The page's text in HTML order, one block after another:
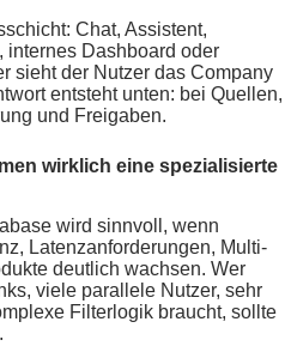
Chat, Assistent,
internes Dashboard oder
sieht der Nutzer das Company
entsteht unten: bei Quellen,
und Freigaben.
wirklich eine spezialisierte
wird sinnvoll, wenn
Latenzanforderungen, Multi-
deutlich wachsen. Wer
viele parallele Nutzer, sehr
Filterlogik braucht, sollte